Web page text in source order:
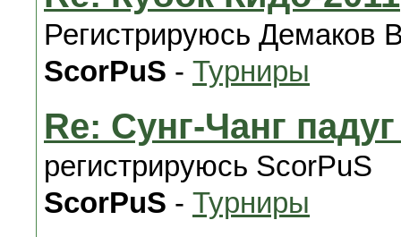
Регистрируюсь Демаков
ScorPuS - Турниры
Re: Сунг-Чанг
регистрируюсь ScorPuS
ScorPuS - Турниры